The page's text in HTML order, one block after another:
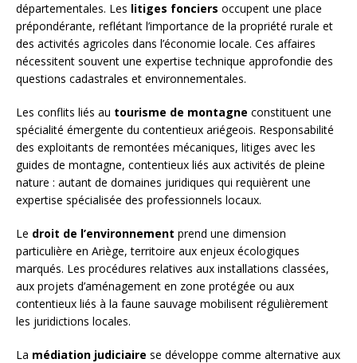
départementales. Les litiges fonciers occupent une place
prépondérante, reflétant l’importance de la propriété rurale et
des activités agricoles dans l’économie locale. Ces affaires
nécessitent souvent une expertise technique approfondie des
questions cadastrales et environnementales.
Les conflits liés au tourisme de montagne constituent une
spécialité émergente du contentieux ariégeois. Responsabilité
des exploitants de remontées mécaniques, litiges avec les
guides de montagne, contentieux liés aux activités de pleine
nature : autant de domaines juridiques qui requièrent une
expertise spécialisée des professionnels locaux.
Le droit de l’environnement prend une dimension
particulière en Ariège, territoire aux enjeux écologiques
marqués. Les procédures relatives aux installations classées,
aux projets d’aménagement en zone protégée ou aux
contentieux liés à la faune sauvage mobilisent régulièrement
les juridictions locales.
La médiation judiciaire se développe comme alternative aux